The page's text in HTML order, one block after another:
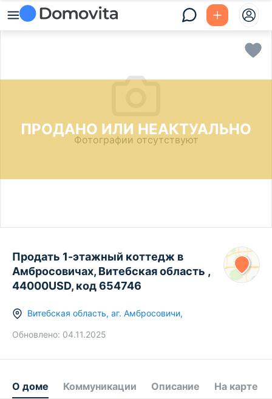
ПРОДАНО ИЛИ НЕАКТУАЛЬНО
Фотографии отсутствуют
Продать 1-этажный коттедж в
Амбросовичах, Витебская область ,
44000USD, код 654746
Витебская область, аг. Амбросовичи,
Обновлено: 04.11.2025
О доме Коммуникации Описание На карте